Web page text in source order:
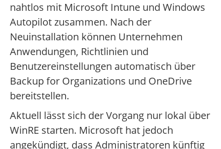
nahtlos mit Microsoft Intune und Windows
Autopilot zusammen. Nach der
Neuinstallation können Unternehmen
Anwendungen, Richtlinien und
Benutzereinstellungen automatisch über
Backup for Organizations und OneDrive
bereitstellen.
Aktuell lässt sich der Vorgang nur lokal über
WinRE starten. Microsoft hat jedoch
angekündigt, dass Administratoren künftig